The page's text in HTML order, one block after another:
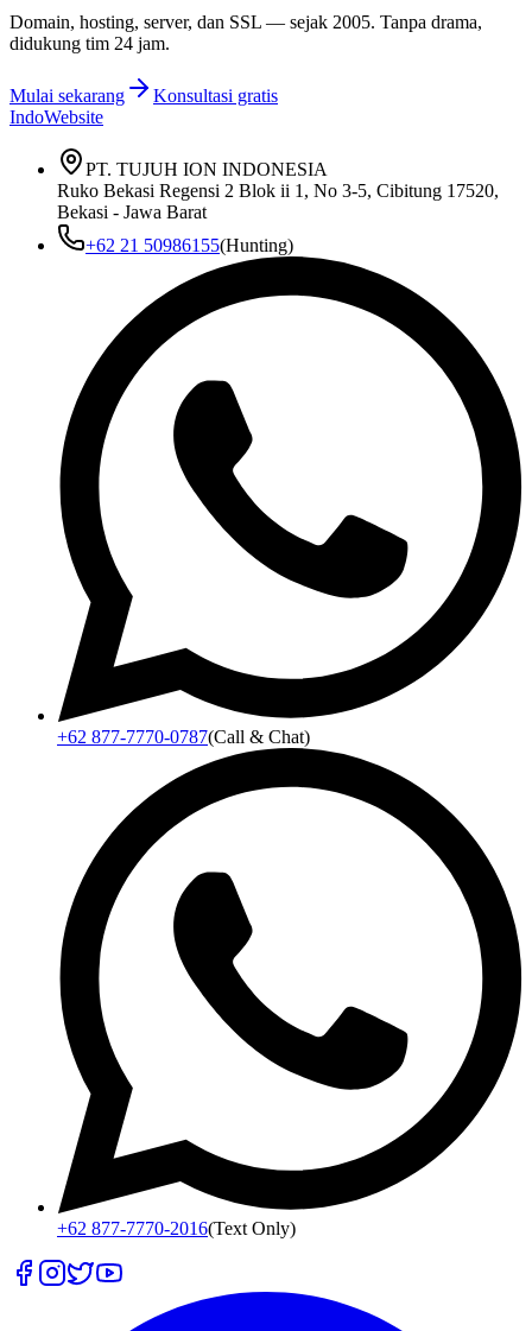
Domain, hosting, server, dan SSL — sejak 2005. Tanpa drama,
didukung tim 24 jam.
Mulai sekarang
Konsultasi gratis
IndoWebsite
PT. TUJUH ION INDONESIA
Ruko Bekasi Regensi 2 Blok ii 1, No 3-5, Cibitung 17520,
Bekasi - Jawa Barat
+62 21 50986155(Hunting)
+62 877-7770-0787(Call & Chat)
+62 877-7770-2016(Text Only)